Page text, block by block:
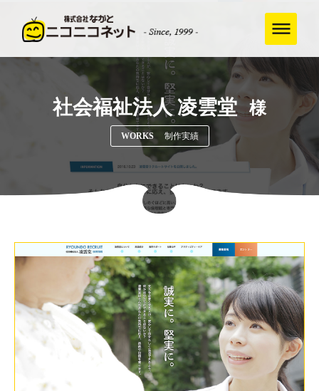
社会福祉法人 凌雲堂 様
WORKS 制作実績